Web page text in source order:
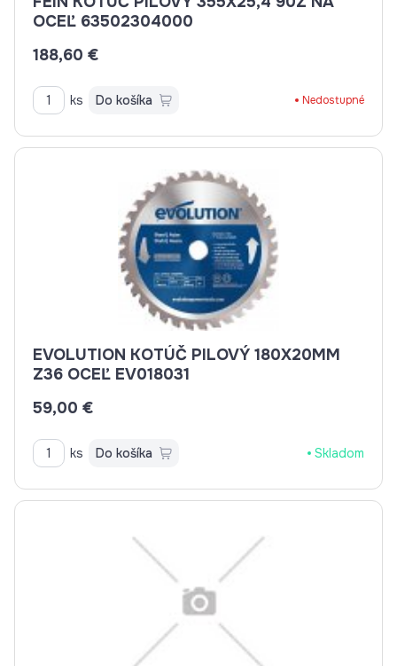
OCEĽ 63502304000
188,60 €
ks Do košíka Nedostupné
EVOLUTION KOTÚČ PILOVÝ 180X20MM
Z36 OCEĽ EV018031
59,00 €
ks Do košíka Skladom